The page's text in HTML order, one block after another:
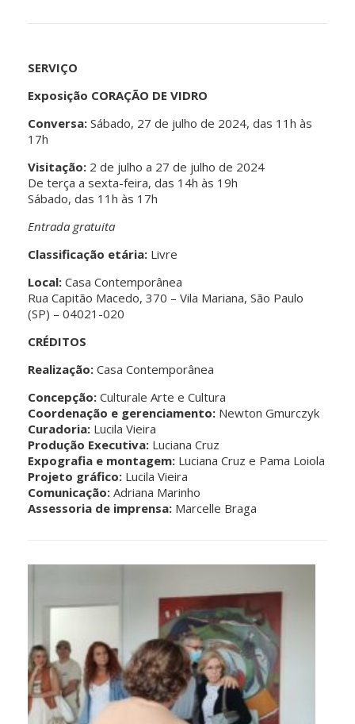
SERVIÇO
Exposição CORAÇÃO DE VIDRO
Conversa: Sábado, 27 de julho de 2024, das 11h às
17h
Visitação: 2 de julho a 27 de julho de 2024
De terça a sexta-feira, das 14h às 19h
Sábado, das 11h às 17h
Entrada gratuita
Classificação etária: Livre
Local: Casa Contemporânea
Rua Capitão Macedo, 370 – Vila Mariana, São Paulo
(SP) – 04021-020
CRÉDITOS
Realização: Casa Contemporânea
Concepção: Culturale Arte e Cultura
Coordenação e gerenciamento: Newton Gmurczyk
Curadoria: Lucila Vieira
Produção Executiva: Luciana Cruz
Expografia e montagem: Luciana Cruz e Pama Loiola
Projeto gráfico: Lucila Vieira
Comunicação: Adriana Marinho
Assessoria de imprensa: Marcelle Braga